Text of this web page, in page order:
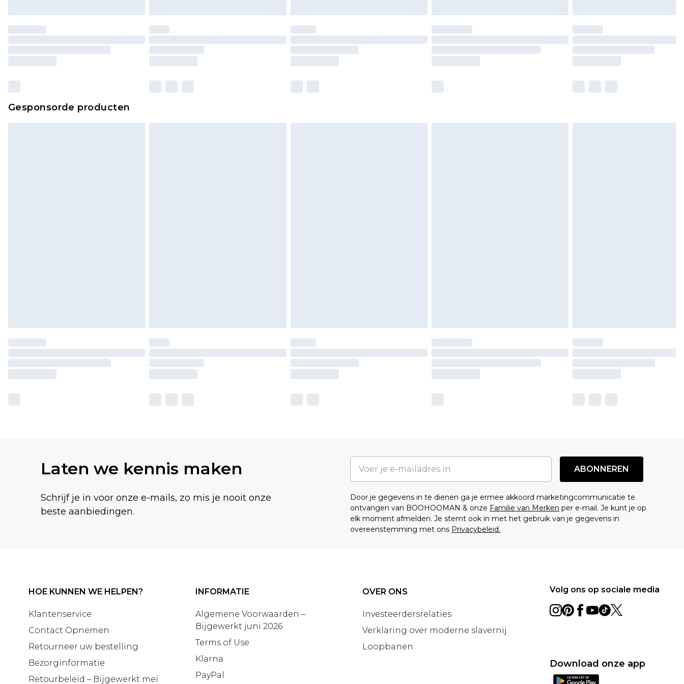
Gesponsorde producten
Laten we kennis maken
Schrijf je in voor onze e-mails, zo mis je nooit onze
beste aanbiedingen.
ABONNEREN
Door je gegevens in te dienen ga je ermee akkoord marketingcommunicatie te
ontvangen van BOOHOOMAN & onze Familie van Merken per e-mail. Je kunt je op
elk moment afmelden. Je stemt ook in met het gebruik van je gegevens in
overeenstemming met ons Privacybeleid.
HOE KUNNEN WE HELPEN?
Klantenservice
Contact Opnemen
Retourneer uw bestelling
Bezorginformatie
Retourbeleid – Bijgewerkt mei
INFORMATIE
Algemene Voorwaarden –
Bijgewerkt juni 2026
Terms of Use
Klarna
PayPal
OVER ONS
Investeerdersrelaties
Verklaring over moderne slavernij
Loopbanen
Volg ons op sociale media
Download onze app